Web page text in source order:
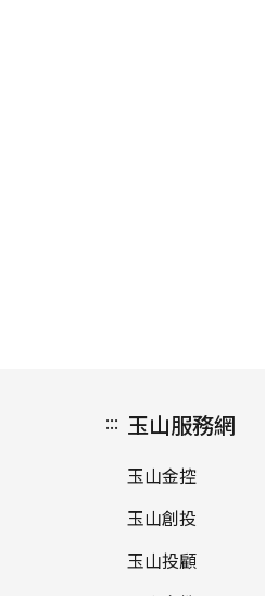
::: 玉山服務網
玉山金控
玉山創投
玉山投顧